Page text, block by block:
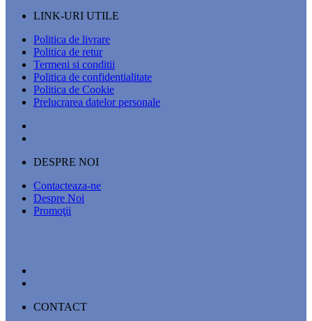
LINK-URI UTILE
Politica de livrare
Politica de retur
Termeni si conditii
Politica de confidentialitate
Politica de Cookie
Prelucrarea datelor personale
DESPRE NOI
Contacteaza-ne
Despre Noi
Promoţii
CONTACT